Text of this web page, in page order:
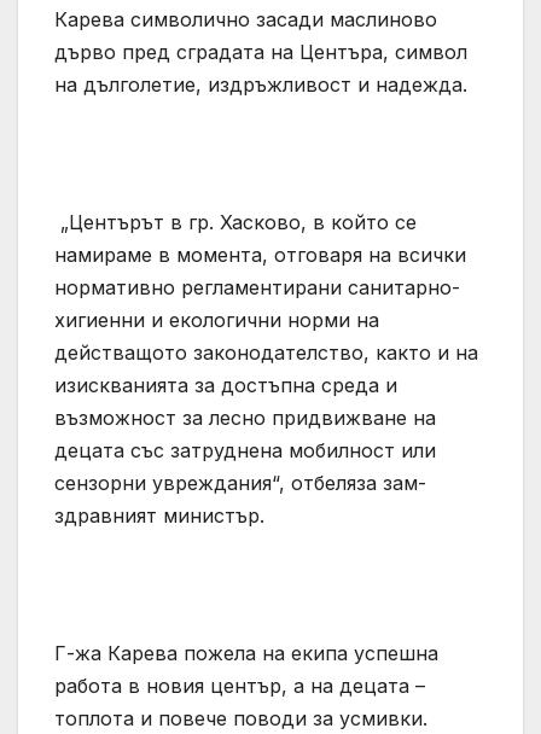
Карева символично засади маслиново
дърво пред сградата на Центъра, символ
на дълголетие, издръжливост и надежда.
„Центърът в гр. Хасково, в който се
намираме в момента, отговаря на всички
нормативно регламентирани санитарно-
хигиенни и екологични норми на
действащото законодателство, както и на
изискванията за достъпна среда и
възможност за лесно придвижване на
децата със затруднена мобилност или
сензорни увреждания“, отбеляза зам-
здравният министър.
Г-жа Карева пожела на екипа успешна
работа в новия център, а на децата –
топлота и повече поводи за усмивки.